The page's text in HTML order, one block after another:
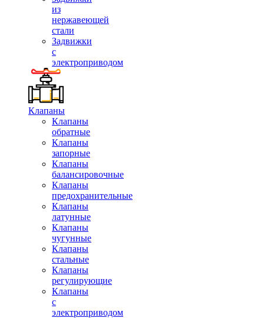
из
нержавеющей
стали
Задвижки
с
электроприводом
Клапаны
Клапаны
обратные
Клапаны
запорные
Клапаны
балансировочные
Клапаны
предохранительные
Клапаны
латунные
Клапаны
чугунные
Клапаны
стальные
Клапаны
регулирующие
Клапаны
с
электроприводом